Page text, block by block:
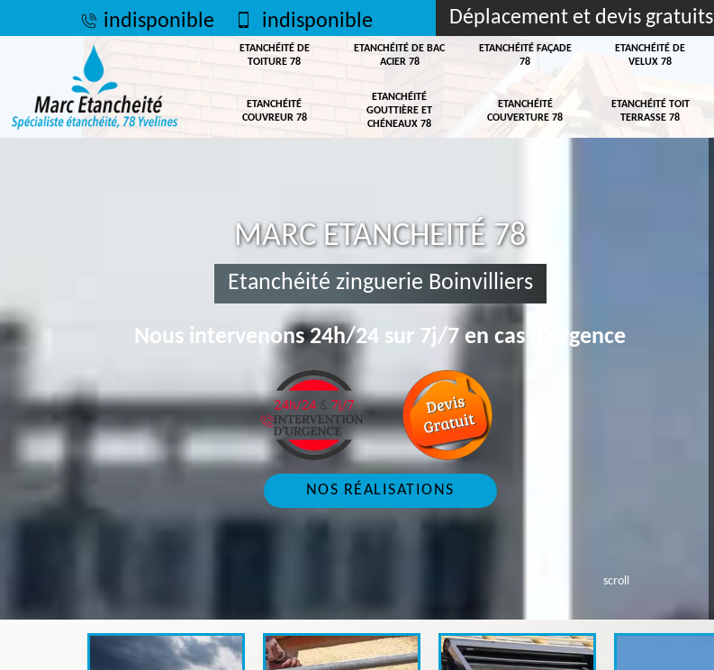
indisponible indisponible Déplacement et devis gratuits
ETANCHÉITÉ DE
TOITURE 78
ETANCHÉITÉ DE BAC
ACIER 78
ETANCHÉITÉ FAÇADE
78
ETANCHÉITÉ DE
VELUX 78
ETANCHÉITÉ
COUVREUR 78
ETANCHÉITÉ
GOUTTIÈRE ET
CHÉNEAUX 78
ETANCHÉITÉ
COUVERTURE 78
ETANCHÉITÉ TOIT
TERRASSE 78
scroll
MARC ETANCHEITÉ 78
Etanchéité zinguerie Boinvilliers
Nous intervenons 24h/24 sur 7j/7 en cas d'urgence
NOS RÉALISATIONS